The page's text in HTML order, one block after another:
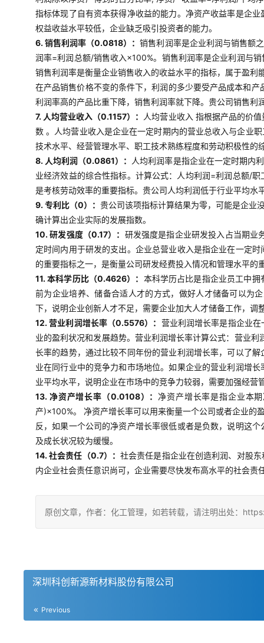
指标体现了自有资本获得净收益的能力。净资产收益率是企
权益收益水平较低，企业缺乏吸引投资者的能力。
6. 销售利润率（0.0818）：销售利润率是企业利润与销售额
润率=利润总额/销售收入×100%。销售利润率是企业利润与
销售利润率是衡量企业销售收入的收益水平的指标，属于盈利
在产品销售价格不变的条件下，利润的多少要受产品成本和
利润率高的产品比重下降，销售利润率就下降。贵公司销售
7. 人均营业收入（0.1157）： 人均营业收入 指根据产品的价
数 。人均营业收入是企业在一定时期内的营业总收入与企业
技术水平、经营管理水平、职工技术熟练程度和劳动积极性
8. 人均利润（0.0861）： 人均利润率是指企业在一定时期内
业经济效益的综合性指标。计算公式：人均利润=利润总额/
是考核劳动效率的重要指标。贵公司人均利润低于行业平均
9. 专利比（0）： 贵公司该项指标计算结果为零，可能是企业
确计算出企业实际的发展指数。
10. 研发强度（0.17）： 研发强度是指企业研发投入占当期业
定时间内用于研发的支出。企业总营业收入是指企业在一定
的重要指标之一，是衡量公司研发经费投入情况和管理水平
11. 本科学历比（0.4626）： 本科学历占比是指企业员工中
前为企业培养、储备合适人才的方式，做好人才储备可以为
下，说明企业创新人才不足，需要企业加大人才储备工作，调
12. 营业利润增长率（0.5576）： 营业利润增长率是指企业
业的盈利状况和发展趋势。营业利润增长率计算公式：营业
长率的趋势，通过比较不同年份的营业利润增长率，可以了
业在同行业中的竞争力和市场地位。如果企业的营业利润增
业平均水平，说明企业在市场中的竞争力较弱，需要加强经
13. 净资产增长率（0.0108）： 净资产增长率是指企业本
产)×100%。 净资产增长率可以用来衡量一个公司或者企业的
反，如果一个公司的净资产增长率很低或者是负数，说明这
及成长状况较为缓慢。
14. 社会责任（0.7）：社会责任是指企业在创造利润、对股
内企业社会责任意识尚可，企业需要尽快发布高水平的社会责
原创文章，作者：化工管理，如若转载，请注明出处：
深圳科创新源新材料股份有限公司
Previous